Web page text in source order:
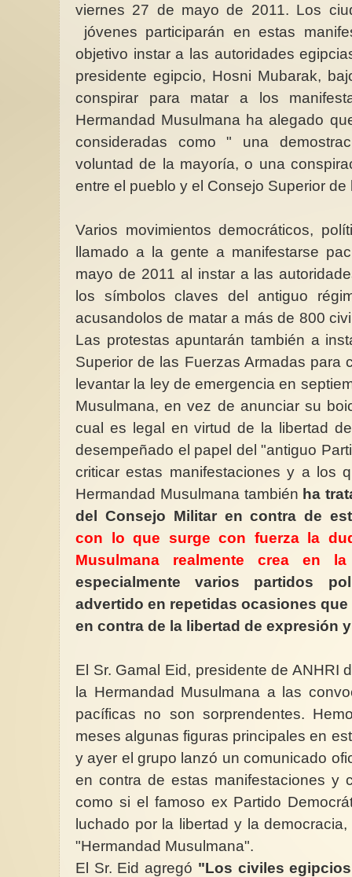
viernes 27 de mayo de 2011. Los
jóvenes participarán en estas
objetivo instar a las autoridades
presidente egipcio, Hosni Mubarak,
conspirar para matar a los
Hermandad Musulmana ha alegado
consideradas como " una
voluntad de la mayoría, o una
entre el pueblo y el Consejo Superior
Varios movimientos democráticos,
llamado a la gente a manifestarse
mayo de 2011 al instar a las
los símbolos claves del antiguo
acusandolos de matar a más de 800
Las protestas apuntarán también a
Superior de las Fuerzas Armadas para
levantar la ley de emergencia en
Musulmana, en vez de anunciar su
cual es legal en virtud de la libertad
desempeñado el papel del "antiguo
criticar estas manifestaciones y a los
Hermandad Musulmana también ha
del Consejo Militar en contra de
con lo que surge con fuerza la
Musulmana realmente crea en
especialmente varios partidos
advertido en repetidas ocasiones
en contra de la libertad de expresión
El Sr. Gamal Eid, presidente de ANHRI
la Hermandad Musulmana a las
pacíficas no son sorprendentes.
meses algunas figuras principales en
y ayer el grupo lanzó un comunicado
en contra de estas manifestaciones y
como si el famoso ex Partido
luchado por la libertad y la
"Hermandad Musulmana".
El Sr. Eid agregó "Los civiles